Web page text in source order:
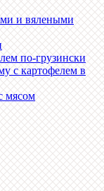
с картофелем в
мясом